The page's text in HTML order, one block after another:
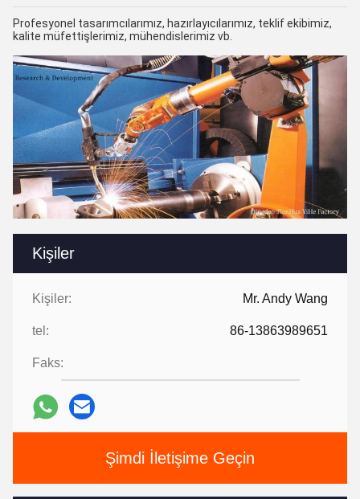
Kişiler
Kişiler: Mr. Andy Wang
tel: 86-13863989651
Faks:
Şimdi İletişime Geçin
Profesyonel tasarımcılarımız, hazırlayıcılarımız, teklif ekibimiz,
kalite müfettişlerimiz, mühendislerimiz vb.